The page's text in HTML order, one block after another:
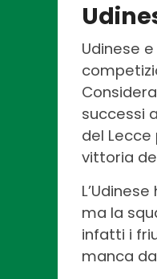
Udinese
successi
del Lecce
vittoria
ma la
infatti i
manca